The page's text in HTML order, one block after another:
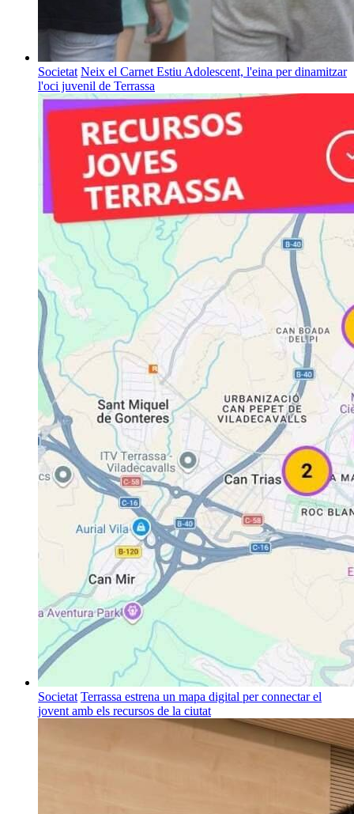
Societat Neix el Carnet Estiu Adolescent, l'eina per dinamitzar
l'oci juvenil de Terrassa
Societat Terrassa estrena un mapa digital per connectar el
jovent amb els recursos de la ciutat